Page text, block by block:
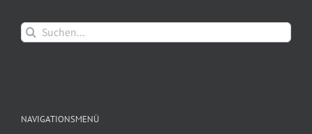
Suche
nach:
NAVIGATIONSMENÜ